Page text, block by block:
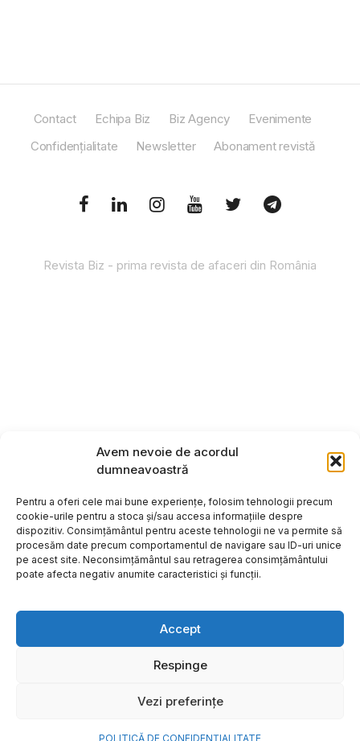
Avem nevoie de acordul
dumneavoastră
Pentru a oferi cele mai bune experiențe, folosim tehnologii precum
cookie-urile pentru a stoca și/sau accesa informațiile despre
dispozitiv. Consimțământul pentru aceste tehnologii ne va permite să
procesăm date precum comportamentul de navigare sau ID-uri unice
pe acest site. Neconsimțământul sau retragerea consimțământului
poate afecta negativ anumite caracteristici și funcții.
Accept
Respinge
Vezi preferințe
POLITICĂ DE CONFIDENȚIALITATE
Contact Echipa Biz Biz Agency
Evenimente
Confidențialitate
Newsletter Abonament revistă
Revista Biz - prima revista de afaceri din România
Copyright ©2026